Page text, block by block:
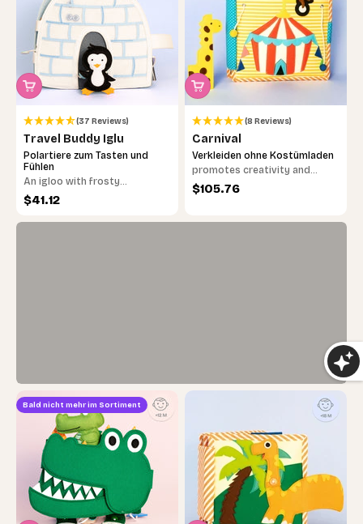
(37 Reviews)
Travel Buddy Iglu
Polartiere zum Tasten und
Fühlen
An igloo with frosty
adventures and cool animal
Sale price
$41.12
(8 Reviews)
Carnival
Verkleiden ohne Kostümladen
promotes creativity and
logical thinking
Sale price
$105.76
Visuelle Frühförderung
Starke Schwarz-Weiß-Kontraste fördern die
Sehfähigkeit und helfen Babys, Formen und
Bald nicht mehr im Sortiment